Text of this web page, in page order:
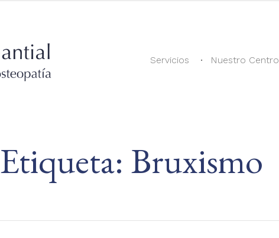
Servicios Nuestro Centro
Etiqueta: Bruxismo